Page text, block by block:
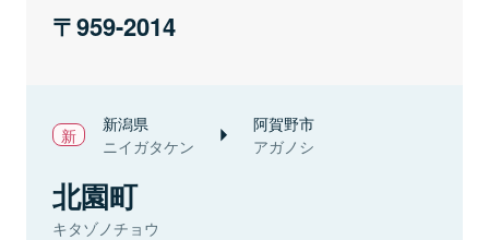
959-2014
新潟県
ニイガタケン
阿賀野市
アガノシ
北園町
キタゾノチョウ